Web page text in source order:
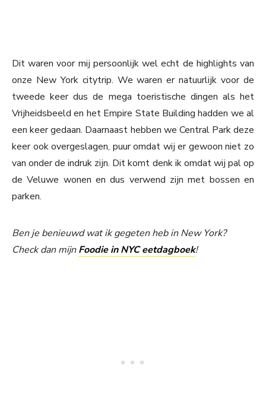
Dit waren voor mij persoonlijk wel echt de highlights van
onze New York citytrip. We waren er natuurlijk voor de
tweede keer dus de mega toeristische dingen als het
Vrijheidsbeeld en het Empire State Building hadden we al
een keer gedaan. Daarnaast hebben we Central Park deze
keer ook overgeslagen, puur omdat wij er gewoon niet zo
van onder de indruk zijn. Dit komt denk ik omdat wij pal op
de Veluwe wonen en dus verwend zijn met bossen en
parken.
Ben je benieuwd wat ik gegeten heb in New York?
Check dan mijnFoodie in NYC eetdagboek!